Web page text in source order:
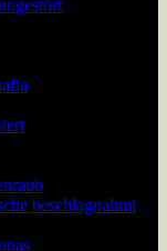
beschlagnahmt